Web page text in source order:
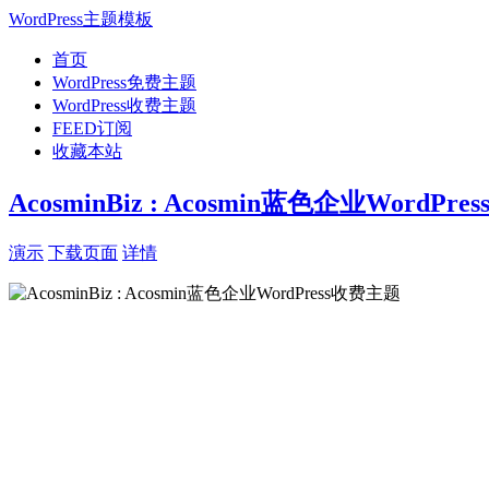
WordPress主题模板
首页
WordPress免费主题
WordPress收费主题
FEED订阅
收藏本站
AcosminBiz : Acosmin蓝色企业
演示 下载页面 详情